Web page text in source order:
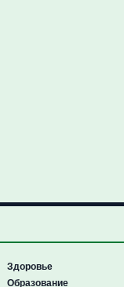
Здоровье
Образование